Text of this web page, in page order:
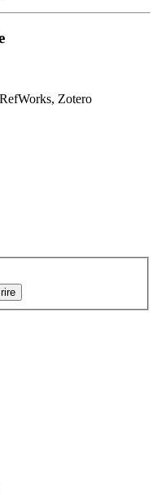
Zotero